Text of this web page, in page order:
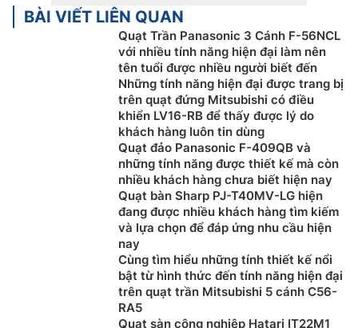
bằng tiền mặt, Sec hoặc chuyển khoản
Để được tư vấn miễn phí, hỗ trợ kỹ thuật, hướng
dẫn sử dụng quý khách hàng vui lòng liên hệ:
Khách hàng là nhà thầu, Xây dựng công trình lớn
muốn hỗ trợ về thiết kế, tư vấn về kỹ thuật cũng
như cần kỹ thuật viên thi công lắp đặt tại công
trình vui lòng Liên Hệ: 0919876633– 0983616996
Khách hàng ở Khu vực Ninh Bình xin vui lòng liên
hệ: 0912339019
Khách hàng ở Khu vực Vĩnh Phúc xin vui lòng liên
hệ: 0982067318
Khách hàng ở Khu vực Bắc Giang xin vui lòng liên
hệ: 0983666996
BÀI VIẾT LIÊN QUAN
Quạt Trần Panasonic 3 Cánh F-56NCL
với nhiều tính năng hiện đại làm nên
tên tuổi được nhiều người biết đến
Những tính năng hiện đại được trang bị
trên quạt đứng Mitsubishi có điều
khiển LV16-RB để thấy được lý do
khách hàng luôn tin dùng
Quạt đảo Panasonic F-409QB và
những tính năng được thiết kế mà còn
nhiều khách hàng chưa biết hiện nay
Quạt bàn Sharp PJ-T40MV-LG hiện
đang được nhiều khách hàng tìm kiếm
và lựa chọn để đáp ứng nhu cầu hiện
nay
Cùng tìm hiểu những tính thiết kế nổi
bật từ hình thức đến tính năng hiện đại
trên quạt trần Mitsubishi 5 cánh C56-
RA5
Quạt sàn công nghiệp Hatari IT22M1